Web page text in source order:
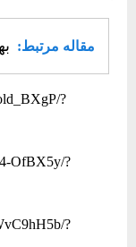
مقاله مرتبط:
?
OfBX5y/?
?